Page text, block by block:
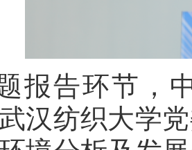
报告环节，
汉纺织大学